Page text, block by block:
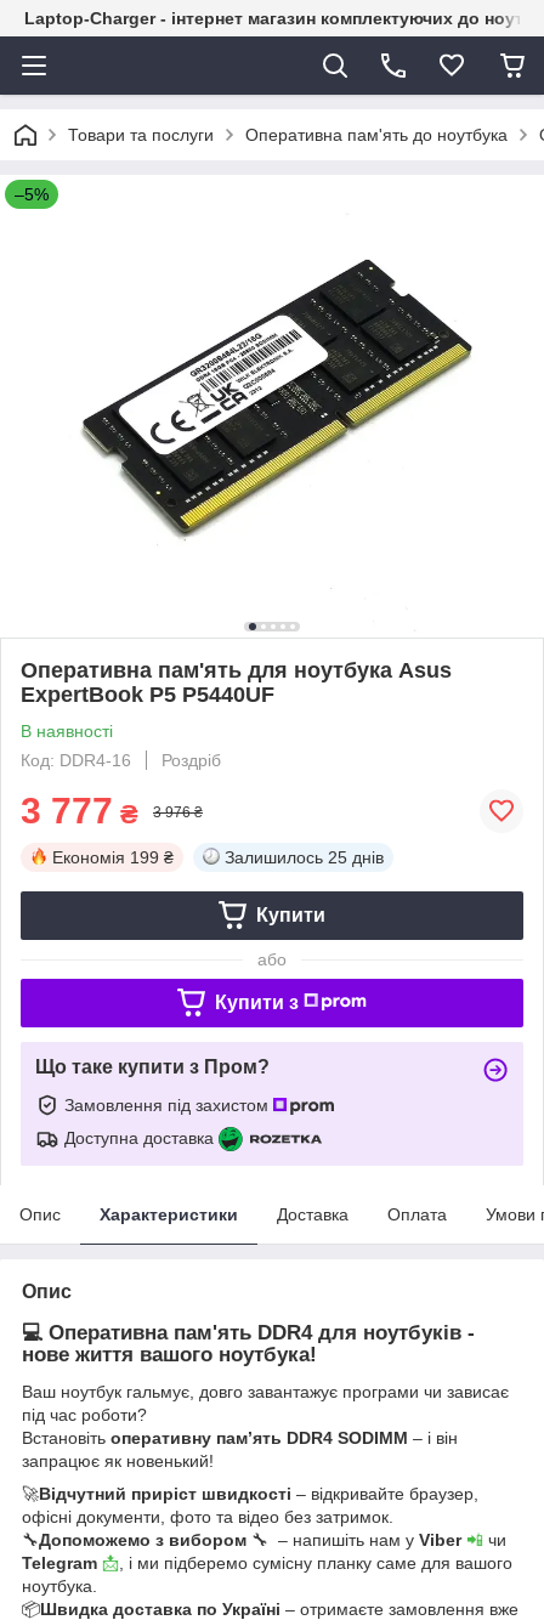
Laptop-Charger - інтернет магазин комплектуючих до
Товари та послуги Оперативна пам'ять до ноутбука
–5%
Оперативна пам'ять для ноутбука Asus
ExpertBook P5 P5440UF
В наявності
Код: DDR4-16
Роздріб
3 777 ₴ 3 976 ₴
Економія 199 ₴ Залишилось 25 днів
Купити
або
Купити з
Що таке купити з Пром?
Замовлення під захистом
Доступна доставка
Опис Характеристики Доставка Оплата Умови
Опис
💻 Оперативна пам'ять DDR4 для ноутбуків -
нове життя вашого ноутбука!
Ваш ноутбук гальмує, довго завантажує програми чи зависає
під час роботи?
Встановіть оперативну пам’ять DDR4 SODIMM – і він
запрацює як новенький!
🚀Відчутний приріст швидкості – відкривайте браузер,
офісні документи, фото та відео без затримок.
🔧Допоможемо з вибором 🔧 – напишіть нам у Viber📲 чи
Telegram 📩 , і ми підберемо сумісну планку саме для вашого
ноутбука.
📦Швидка доставка по Україні – отримаєте замовлення вже